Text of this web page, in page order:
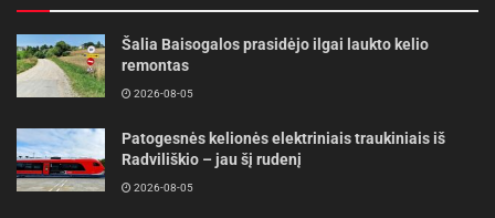
Šalia Baisogalos prasidėjo ilgai laukto kelio
remontas
2026-08-05
Patogesnės kelionės elektriniais traukiniais iš
Radviliškio – jau šį rudenį
2026-08-05